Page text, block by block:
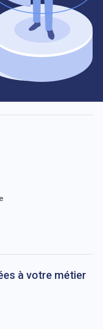
à votre métier